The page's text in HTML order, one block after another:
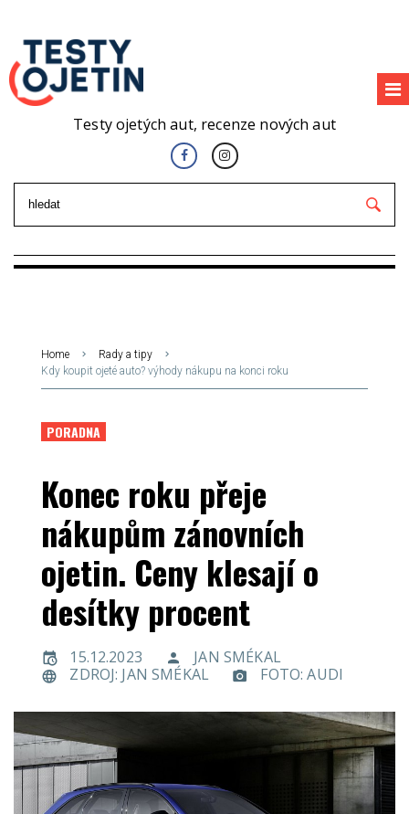
Testy ojetých aut, recenze nových aut
Home
Rady a tipy
Kdy koupit ojeté auto? výhody nákupu na konci roku
PORADNA
Konec roku přeje
nákupům zánovních
ojetin. Ceny klesají o
desítky procent
15.12.2023
JAN SMÉKAL
ZDROJ: JAN SMÉKAL
FOTO: AUDI